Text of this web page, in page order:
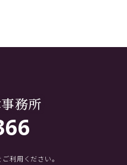
利用ください。